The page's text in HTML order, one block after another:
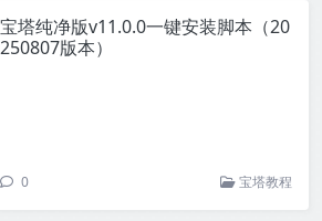
宝塔纯净版v11.0.0一键安装脚本（20
250807版本）
0 宝塔教程